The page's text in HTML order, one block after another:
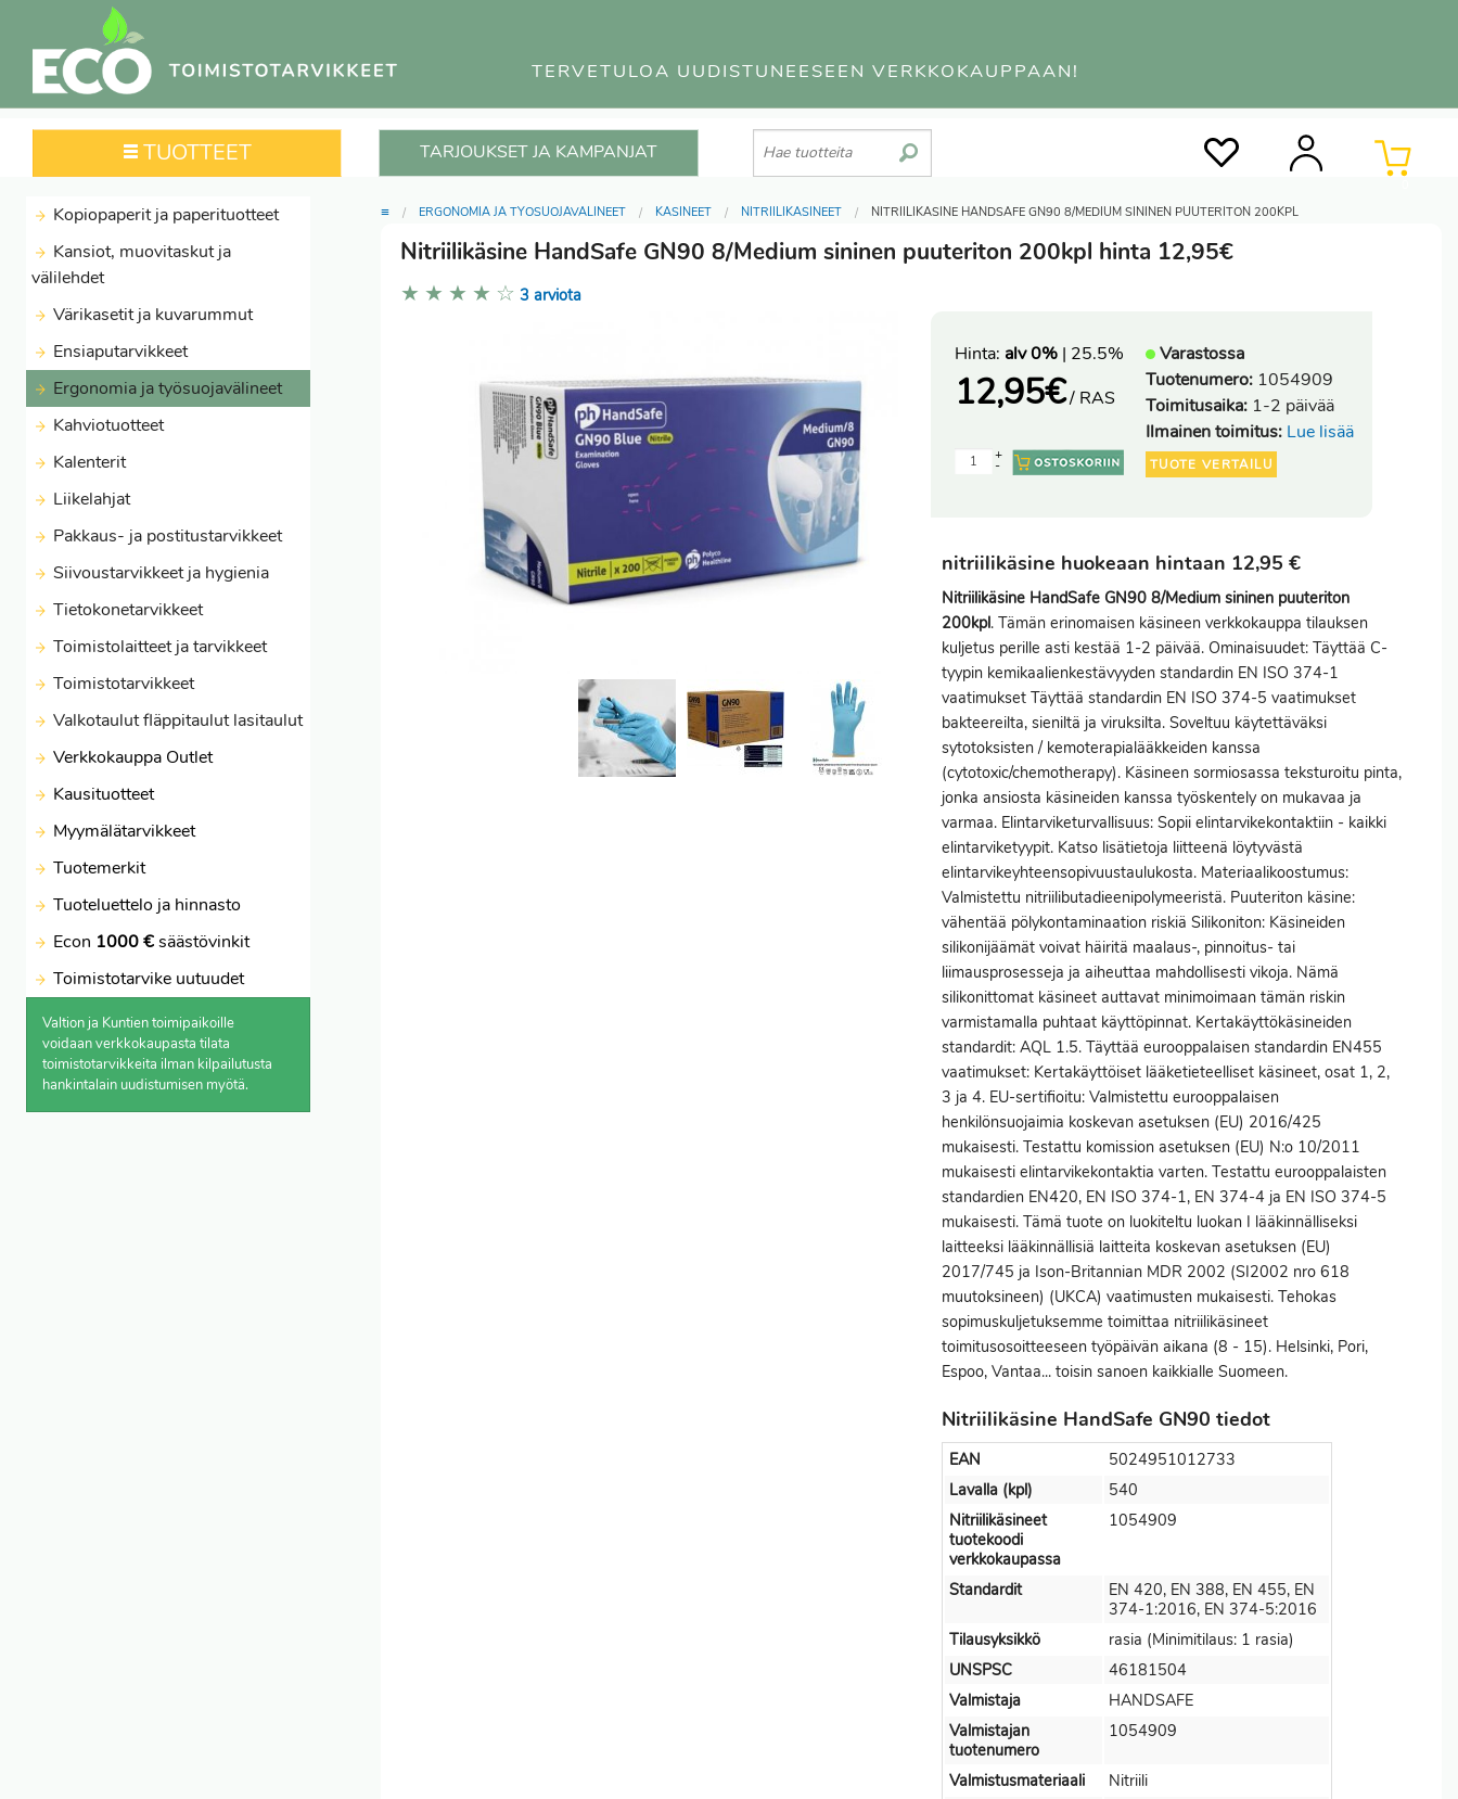
TERVETULOA UUDISTUNEESEEN VERKKOKAUPPAAN!
TUOTTEET TARJOUKSET JA KAMPANJAT
Kopiopaperit ja paperituotteet
Kansiot, muovitaskut ja
välilehdet
Värikasetit ja kuvarummut
Ensiaputarvikkeet
Ergonomia ja työsuojavälineet
Kahviotuotteet
Kalenterit
Liikelahjat
Pakkaus- ja postitustarvikkeet
Siivoustarvikkeet ja hygienia
Tietokonetarvikkeet
Toimistolaitteet ja tarvikkeet
Toimistotarvikkeet
Valkotaulut fläppitaulut lasitaulut
Verkkokauppa Outlet
Kausituotteet
Myymälätarvikkeet
Tuotemerkit
Tuoteluettelo ja hinnasto
Econ 1000 €säästövinkit
Toimistotarvike uutuudet
Valtion ja Kuntien toimipaikoille
voidaan verkkokaupasta tilata
toimistotarvikkeita ilman kilpailutusta
hankintalain uudistumisen myötä.
≡ ERGONOMIA JA TYÖSUOJAVÄLINEET KÄSINEET NITRIILIKÄSINEET NITRIILIKÄSINE HANDSAFE GN90 8/MEDIUM SININEN PUUTERITON 200KPL
Nitriilikäsine HandSafe GN90 8/Medium sininen puuteriton 200kpl hinta 12,95€
★ ★ ★ ★ ☆ 3 arviota
Hinta: alv 0% | 25.5%
12,95€/ RAS
-
+
Varastossa
Tuotenumero: 1054909
Toimitusaika: 1-2 päivää
Ilmainen toimitus: Lue lisää
TUOTE VERTAILU
nitriilikäsine huokeaan hintaan 12,95 €
Nitriilikäsine HandSafe GN90 8/Medium sininen puuteriton
200kpl. Tämän erinomaisen käsineen verkkokauppa tilauksen
kuljetus perille asti kestää 1-2 päivää. Ominaisuudet: Täyttää C-
tyypin kemikaalienkestävyyden standardin EN ISO 374-1
vaatimukset Täyttää standardin EN ISO 374-5 vaatimukset
bakteereilta, sieniltä ja viruksilta. Soveltuu käytettäväksi
sytotoksisten / kemoterapialääkkeiden kanssa
(cytotoxic/chemotherapy). Käsineen sormiosassa teksturoitu pinta,
jonka ansiosta käsineiden kanssa työskentely on mukavaa ja
varmaa. Elintarviketurvallisuus: Sopii elintarvikekontaktiin - kaikki
elintarviketyypit. Katso lisätietoja liitteenä löytyvästä
elintarvikeyhteensopivuustaulukosta. Materiaalikoostumus:
Valmistettu nitriilibutadieenipolymeeristä. Puuteriton käsine:
vähentää pölykontaminaation riskiä Silikoniton: Käsineiden
silikonijäämät voivat häiritä maalaus-, pinnoitus- tai
liimausprosesseja ja aiheuttaa mahdollisesti vikoja. Nämä
silikonittomat käsineet auttavat minimoimaan tämän riskin
varmistamalla puhtaat käyttöpinnat. Kertakäyttökäsineiden
standardit: AQL 1.5. Täyttää eurooppalaisen standardin EN455
vaatimukset: Kertakäyttöiset lääketieteelliset käsineet, osat 1, 2,
3 ja 4. EU-sertifioitu: Valmistettu eurooppalaisen
henkilönsuojaimia koskevan asetuksen (EU) 2016/425
mukaisesti. Testattu komission asetuksen (EU) N:o 10/2011
mukaisesti elintarvikekontaktia varten. Testattu eurooppalaisten
standardien EN420, EN ISO 374-1, EN 374-4 ja EN ISO 374-5
mukaisesti. Tämä tuote on luokiteltu luokan I lääkinnälliseksi
laitteeksi lääkinnällisiä laitteita koskevan asetuksen (EU)
2017/745 ja Ison-Britannian MDR 2002 (SI2002 nro 618
muutoksineen) (UKCA) vaatimusten mukaisesti. Tehokas
sopimuskuljetuksemme toimittaa nitriilikäsineet
toimitusosoitteeseen työpäivän aikana (8 - 15). Helsinki, Pori,
Espoo, Vantaa... toisin sanoen kaikkialle Suomeen.
Nitriilikäsine HandSafe GN90 tiedot
EAN
5024951012733
Lavalla (kpl)
540
Nitriilikäsineet
tuotekoodi
verkkokaupassa
1054909
Standardit
EN 420, EN 388, EN 455, EN
374-1:2016, EN 374-5:2016
Tilausyksikkö
rasia (Minimitilaus: 1 rasia)
UNSPSC
46181504
Valmistaja
HANDSAFE
Valmistajan
tuotenumero
1054909
Valmistusmateriaali
Nitriili